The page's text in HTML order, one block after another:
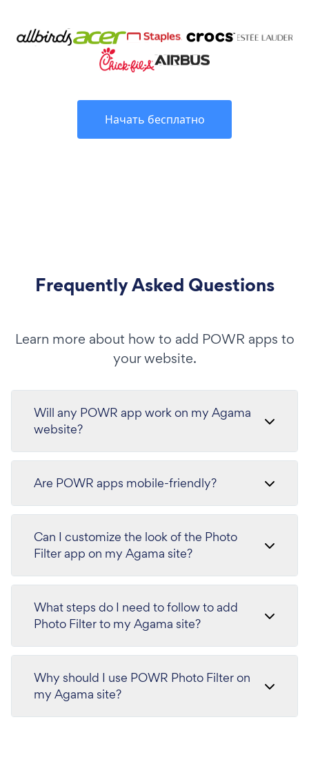
Начать бесплатно
Frequently Asked Questions
Learn more about how to add POWR apps to
your website.
Will any POWR app work on my Agama
website?
Are POWR apps mobile-friendly?
Can I customize the look of the Photo
Filter app on my Agama site?
What steps do I need to follow to add
Photo Filter to my Agama site?
Why should I use POWR Photo Filter on
my Agama site?